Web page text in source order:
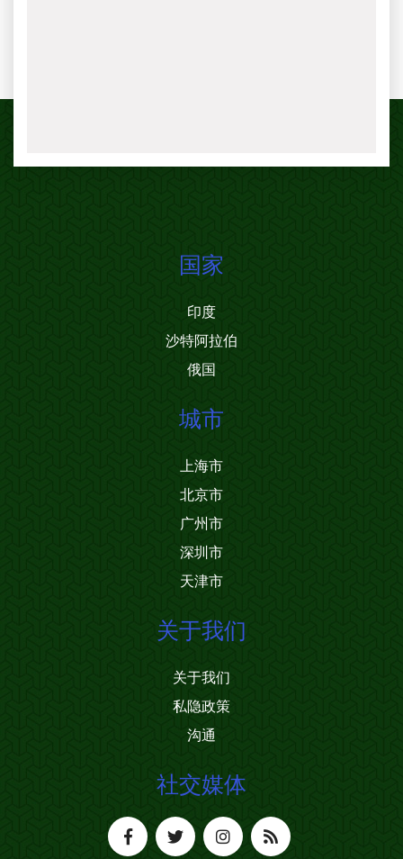
国家
印度
沙特阿拉伯
俄国
城市
上海市
北京市
广州市
深圳市
天津市
关于我们
关于我们
私隐政策
沟通
社交媒体